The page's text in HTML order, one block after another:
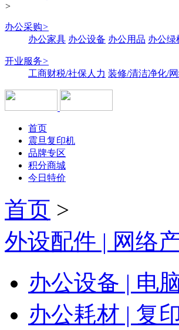
>
办公采购>
办公家具 办公设备 办公用品 办公绿
开业服务>
工商财税/社保人力 装修/清洁净化/
首页
震旦复印机
品牌专区
积分商城
今日特价
首页 >
外设配件 | 网络
办公设备 | 电
办公耗材 | 复